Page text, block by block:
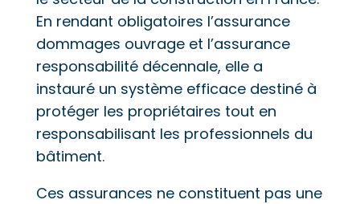
En rendant obligatoires l’assurance
dommages ouvrage et l’assurance
responsabilité décennale, elle a
instauré un système efficace destiné à
protéger les propriétaires tout en
responsabilisant les professionnels du
bâtiment.
Ces assurances ne constituent pas une